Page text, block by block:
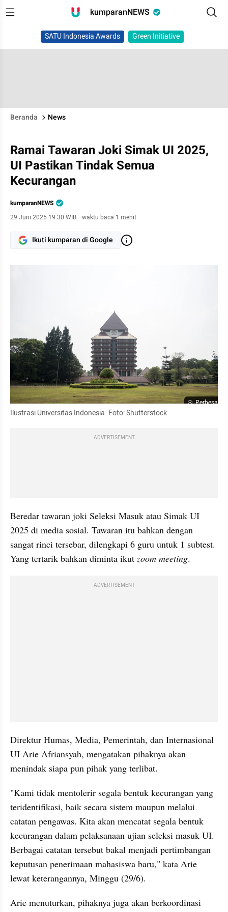
kumparanNEWS
SATU Indonesia Awards Green Initiative
Beranda News
Ramai Tawaran Joki Simak UI 2025,
UI Pastikan Tindak Semua
Kecurangan
kumparanNEWS
29 Juni 2025 19:30 WIB · waktu baca 1 menit
Ikuti kumparan di Google
Perbesar
Ilustrasi Universitas Indonesia. Foto: Shutterstock
ADVERTISEMENT
Beredar tawaran joki Seleksi Masuk atau Simak UI
2025 di media sosial. Tawaran itu bahkan dengan
sangat rinci tersebar, dilengkapi 6 guru untuk 1 subtest.
Yang tertarik bahkan diminta ikut zoom meeting.
ADVERTISEMENT
Direktur Humas, Media, Pemerintah, dan Internasional
UI Arie Afriansyah, mengatakan pihaknya akan
menindak siapa pun pihak yang terlibat.
"Kami tidak mentolerir segala bentuk kecurangan yang
teridentifikasi, baik secara sistem maupun melalui
catatan pengawas. Kita akan mencatat segala bentuk
kecurangan dalam pelaksanaan ujian seleksi masuk UI.
Berbagai catatan tersebut bakal menjadi pertimbangan
keputusan penerimaan mahasiswa baru," kata Arie
lewat keterangannya, Minggu (29/6).
Arie menuturkan, pihaknya juga akan berkoordinasi